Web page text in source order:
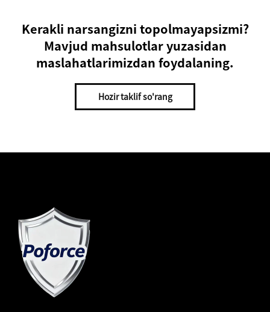
Kerakli narsangizni topolmayapsizmi?
Mavjud mahsulotlar yuzasidan
maslahatlarimizdan foydalaning.
Hozir taklif so'rang